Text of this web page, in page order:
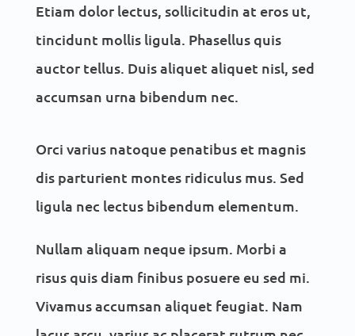
Etiam dolor lectus, sollicitudin at eros ut,
tincidunt mollis ligula. Phasellus quis
auctor tellus. Duis aliquet aliquet nisl, sed
accumsan urna bibendum nec.
Orci varius natoque penatibus et magnis
dis parturient montes ridiculus mus. Sed
ligula nec lectus bibendum elementum.
Nullam aliquam neque ipsum. Morbi a
risus quis diam finibus posuere eu sed mi.
Vivamus accumsan aliquet feugiat. Nam